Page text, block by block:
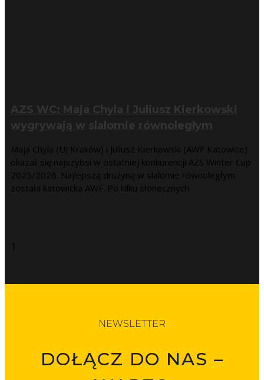
AZS WC: Maja Chyla i Juliusz Kierkowski
wygrywają w slalomie równoległym
Maja Chyla (UJ Kraków) i Juliusz Kierkowski (AWF Katowice)
okazali się najszybsi w ostatniej konkurencji AZS Winter Cup
2025/2026. Najlepszą drużyną w slalomie równoległym
została katowicka AWF. Po kilku słonecznych
NEWSLETTER
DOŁĄCZ DO NAS –